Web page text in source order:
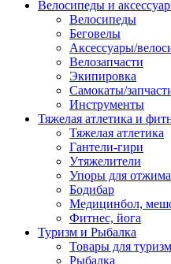
Велосипеды и
Велосипеды
Беговелы
Аксессуары/
Велозапчасти
Экипировка
Самокаты/
Инструменты
Тяжелая атлетика и
Тяжелая атлетика
Гантели-гири
Утяжелители
Упоры для
Бодибар
Медицинбол,
Фитнес, йога
Туризм и Рыбалка
Товары для
Рыбалка